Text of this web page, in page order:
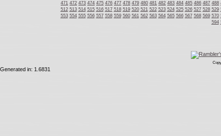
471 472 473 474 475 476 477 478 479 480 481 482 483 484 485 486 487 488
512 513 514 515 516 517 518 519 520 521 522 523 524 525 526 527 528 529
553 554 555 556 557 558 559 560 561 562 563 564 565 566 567 568 569 570
594
Generated in: 1.6831